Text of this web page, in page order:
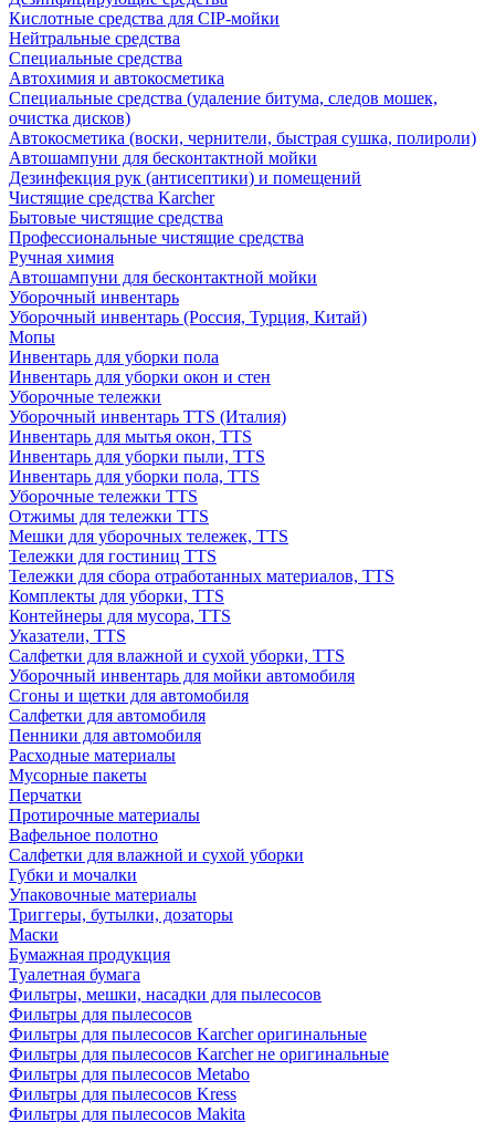
Кислотные средства для CIP-мойки
Нейтральные средства
Специальные средства
Автохимия и автокосметика
Специальные средства (удаление битума, следов мошек,
очистка дисков)
Автокосметика (воски, чернители, быстрая сушка, полироли)
Автошампуни для бесконтактной мойки
Дезинфекция рук (антисептики) и помещений
Чистящие средства Karcher
Бытовые чистящие средства
Профессиональные чистящие средства
Ручная химия
Автошампуни для бесконтактной мойки
Уборочный инвентарь
Уборочный инвентарь (Россия, Турция, Китай)
Мопы
Инвентарь для уборки пола
Инвентарь для уборки окон и стен
Уборочные тележки
Уборочный инвентарь TTS (Италия)
Инвентарь для мытья окон, TTS
Инвентарь для уборки пыли, TTS
Инвентарь для уборки пола, TTS
Уборочные тележки TTS
Отжимы для тележки TTS
Мешки для уборочных тележек, TTS
Тележки для гостиниц TTS
Тележки для сбора отработанных материалов, TTS
Комплекты для уборки, TTS
Контейнеры для мусора, TTS
Указатели, TTS
Салфетки для влажной и сухой уборки, TTS
Уборочный инвентарь для мойки автомобиля
Сгоны и щетки для автомобиля
Салфетки для автомобиля
Пенники для автомобиля
Расходные материалы
Мусорные пакеты
Перчатки
Протирочные материалы
Вафельное полотно
Салфетки для влажной и сухой уборки
Губки и мочалки
Упаковочные материалы
Триггеры, бутылки, дозаторы
Маски
Бумажная продукция
Туалетная бумага
Фильтры, мешки, насадки для пылесосов
Фильтры для пылесосов
Фильтры для пылесосов Karcher оригинальные
Фильтры для пылесосов Karcher не оригинальные
Фильтры для пылесосов Metabo
Фильтры для пылесосов Kress
Фильтры для пылесосов Makita